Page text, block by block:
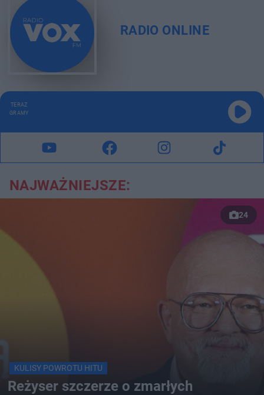
RADIO ONLINE
TERAZ
GRAMY
NAJWAŻNIEJSZE:
24
KULISY POWROTU HITU
Reżyser szczerze o zmarłych